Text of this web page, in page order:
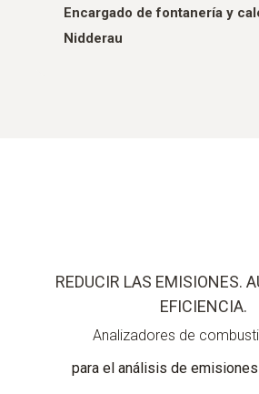
Encargado de fontanería y
Nidderau
REDUCIR LAS EMISIONES.
EFICIENCIA.
Analizadores de
para el análisis de